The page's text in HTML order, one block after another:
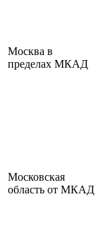
Москва в
пределах МКАД
Московская
область от МКАД